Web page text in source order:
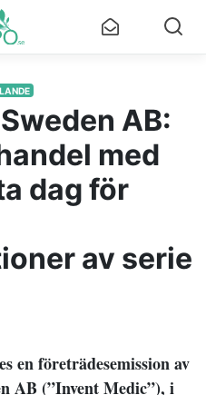
AB:
med
dag för
av serie
en företrädesemission av
AB (”Invent Medic”), i